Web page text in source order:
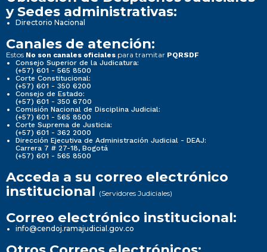
y Sedes administrativas:
Directorio Nacional
Canales de atención:
Estos No son canales oficiales para tramitar PQRSDF
Consejo Superior de la Judicatura:
(+57) 601 - 565 8500
Corte Constitucional:
(+57) 601 - 350 6200
Consejo de Estado:
(+57) 601 - 350 6700
Comisión Nacional de Disciplina Judicial:
(+57) 601 - 565 8500
Corte Suprema de Justicia:
(+57) 601 - 362 2000
Dirección Ejecutiva de Administración Judicial - DEAJ:
Carrera 7 # 27-18, Bogotá
(+57) 601 - 565 8500
Acceda a su correo electrónico
institucional (Servidores Judiciales)
Correo electrónico institucional:
info@cendoj.ramajudicial.gov.co